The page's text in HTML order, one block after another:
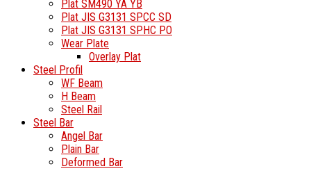
Plat SM490 YA YB
Plat JIS G3131 SPCC SD
Plat JIS G3131 SPHC PO
Wear Plate
Overlay Plat
Steel Profil
WF Beam
H Beam
Steel Rail
Steel Bar
Angel Bar
Plain Bar
Deformed Bar